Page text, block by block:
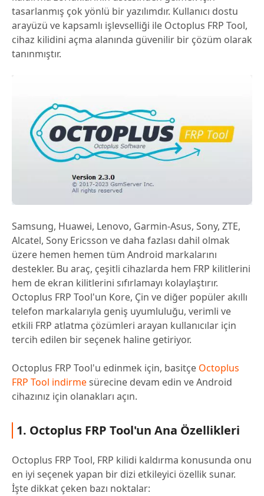
tasarlanmış çok yönlü bir yazılımdır. Kullanıcı dostu
arayüzü ve kapsamlı işlevselliği ile Octoplus FRP Tool,
cihaz kilidini açma alanında güvenilir bir çözüm olarak
tanınmıştır.
Samsung, Huawei, Lenovo, Garmin-Asus, Sony, ZTE,
Alcatel, Sony Ericsson ve daha fazlası dahil olmak
üzere hemen hemen tüm Android markalarını
destekler. Bu araç, çeşitli cihazlarda hem FRP kilitlerini
hem de ekran kilitlerini sıfırlamayı kolaylaştırır.
Octoplus FRP Tool'un Kore, Çin ve diğer popüler akıllı
telefon markalarıyla geniş uyumluluğu, verimli ve
etkili FRP atlatma çözümleri arayan kullanıcılar için
tercih edilen bir seçenek haline getiriyor.
Octoplus FRP Tool'u edinmek için, basitçe Octoplus
FRP Tool indirmesürecine devam edin ve Android
cihazınız için olanakları açın.
1. Octoplus FRP Tool'un Ana Özellikleri
Octoplus FRP Tool, FRP kilidi kaldırma konusunda onu
en iyi seçenek yapan bir dizi etkileyici özellik sunar.
İşte dikkat çeken bazı noktalar: